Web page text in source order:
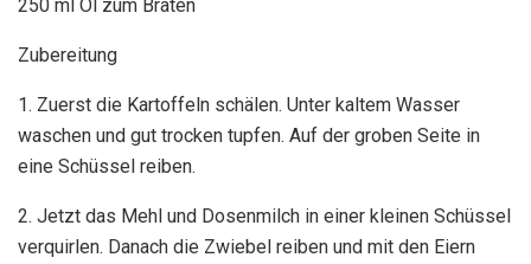
250 ml Öl zum Braten
Zubereitung
1. Zuerst die Kartoffeln schälen. Unter kaltem Wasser
waschen und gut trocken tupfen. Auf der groben Seite in
eine Schüssel reiben.
2. Jetzt das Mehl und Dosenmilch in einer kleinen Schüssel
verquirlen. Danach die Zwiebel reiben und mit den Eiern